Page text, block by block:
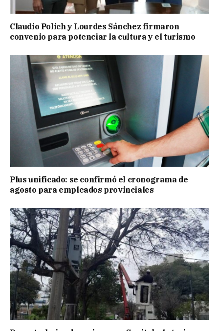
Claudio Polich y Lourdes Sánchez firmaron
convenio para potenciar la cultura y el turismo
Plus unificado: se confirmó el cronograma de
agosto para empleados provinciales